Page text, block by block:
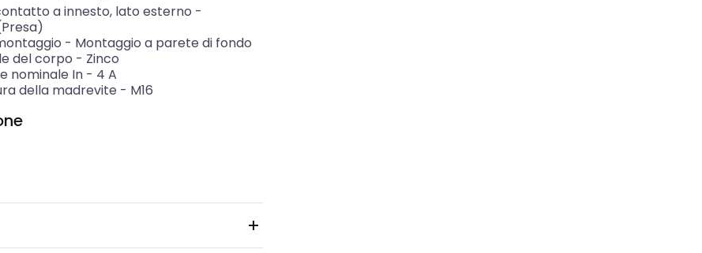
a innesto, lato esterno -
- Montaggio a parete di fondo
del corpo - Zinco
nominale In- 4 A
della madrevite - M16